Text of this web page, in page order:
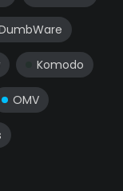
Komodo
OMV